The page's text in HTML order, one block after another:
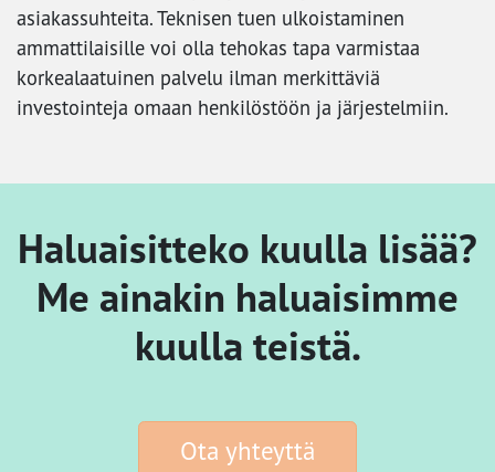
asiakassuhteita. Teknisen tuen ulkoistaminen
ammattilaisille voi olla tehokas tapa varmistaa
korkealaatuinen palvelu ilman merkittäviä
investointeja omaan henkilöstöön ja järjestelmiin.
Haluaisitteko kuulla lisää?
Me ainakin haluaisimme
kuulla teistä.
Ota yhteyttä